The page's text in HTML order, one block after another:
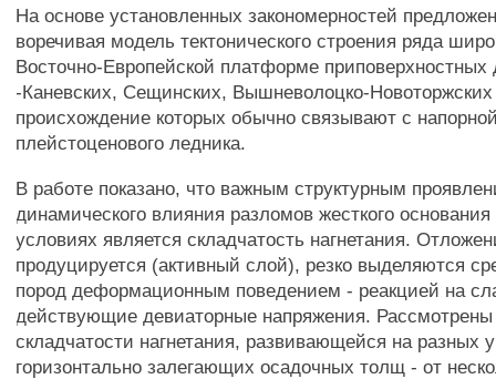
На основе установленных закономерностей
воречивая модель тектонического строения ряда
Восточно-Европейской платформе приповерхностных
-Каневских, Сещинских, Вышневолоцко-
происхождение которых обычно связывают с
плейстоценового ледника.
В работе показано, что важным структурным
динамического влияния разломов жесткого
условиях является складчатость нагнетания.
продуцируется (активный слой), резко выделяются
пород деформационным поведением - реакцией на
действующие девиаторные напряжения.
складчатости нагнетания, развивающейся на разных
горизонтально залегающих осадочных толщ - от